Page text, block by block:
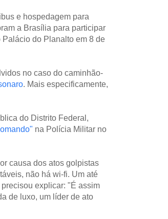
e hospedagem para
a Brasília para participar
do Planalto em 8 de
no caso do caminhão-
. Mais especificamente,
do Distrito Federal,
na Polícia Militar no
causa dos atos golpistas
não há wi-fi. Um até
explicar: "É assim
de luxo, um líder de ato